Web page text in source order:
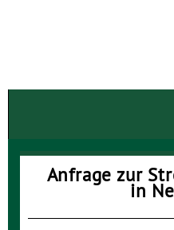
Anfrage zur
in